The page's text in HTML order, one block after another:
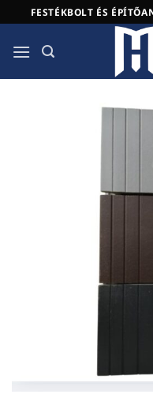
to
content
FESTÉKBOLT ÉS